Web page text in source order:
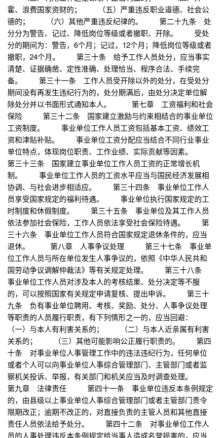
霍、浪费国家资财的； （五）严重违反职业道德、社会公
德的； （六）其他严重违反纪律的。 第二十九条 处
分分为警告、记过、降低岗位等级或者撤职、开除。 受处
分的期间为：警告，6个月；记过，12个月；降低岗位等级或者
撤职，24个月。 第三十条 给予工作人员处分，应当事实
清楚、证据确凿、定性准确、处理恰当、程序合法、手续完
备。 第三十一条 工作人员受开除以外的处分，在受处分
期间没有再发生违纪行为的，处分期满后，由处分决定单位解
除处分并以书面形式通知本人。 第七章 工资福利和社会
保险 第三十二条 国家建立激励与约束相结合的事业单位
工资制度。 事业单位工作人员工资包括基本工资、绩效工
资和津贴补贴。 事业单位工资分配应当结合不同行业事业
单位特点，体现岗位职责、工作业绩、实际贡献等因素。
第三十三条 国家建立事业单位工作人员工资的正常增长机
制。 事业单位工作人员的工资水平应当与国民经济发展相
协调、与社会进步相适应。 第三十四条 事业单位工作人
员享受国家规定的福利待遇。 事业单位执行国家规定的工
时制度和休假制度。 第三十五条 事业单位及其工作人员
依法参加社会保险，工作人员依法享受社会保险待遇。 第
三十六条 事业单位工作人员符合国家规定退休条件的，应当
退休。 第八章 人事争议处理 第三十七条 事业单
位工作人员与所在单位发生人事争议的，依照《中华人民共和
国劳动争议调解仲裁法》等有关规定处理。 第三十八条
事业单位工作人员对涉及本人的考核结果、处分决定等不服
的，可以按照国家有关规定申请复核、提出申诉。 第三十
九条 负有事业单位聘用、考核、奖励、处分、人事争议处理
等职责的人员履行职责，有下列情形之一的，应当回避：
（一）与本人有利害关系的； （二）与本人近亲属有利害
关系的； （三）其他可能影响公正履行职责的。 第四
十条 对事业单位人事管理工作中的违法违纪行为，任何单位
或者个人可以向事业单位人事综合管理部门、主管部门或者监
察机关投诉、举报，有关部门和机关应当及时调查处理。
第九章 法律责任 第四十一条 事业单位违反本条例规定
的，由县级以上事业单位人事综合管理部门或者主管部门责令
限期改正；逾期不改正的，对直接负责的主管人员和其他直接
责任人员依法给予处分。 第四十二条 对事业单位工作人
员的人事处理违反本条例规定给当事人造成名誉损害的，应当